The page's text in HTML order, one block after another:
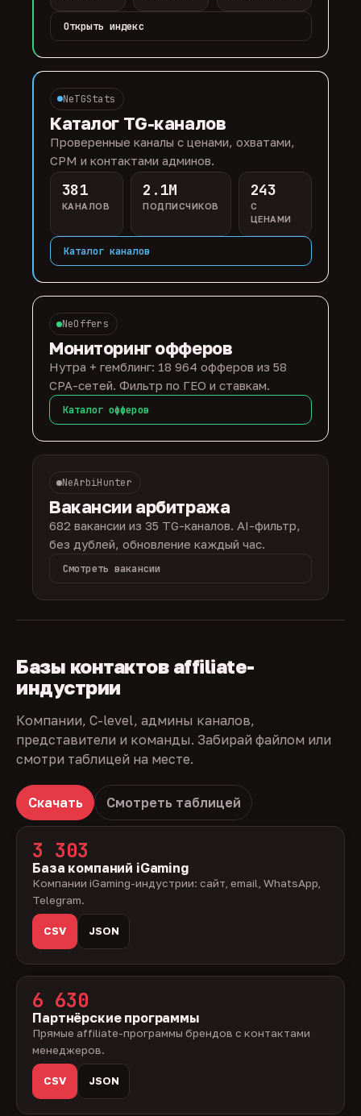
Открыть индекс
NeTGStats
Каталог TG-каналов
Проверенные каналы с ценами, охватами,
CPM и контактами админов.
381
КАНАЛОВ
2.1M
ПОДПИСЧИКОВ
243
С
ЦЕНАМИ
Каталог каналов
NeOffers
Мониторинг офферов
Нутра + гемблинг: 18 964 офферов из 58
CPA-сетей. Фильтр по ГЕО и ставкам.
Каталог офферов
NeArbiHunter
Вакансии арбитража
682 вакансии из 35 TG-каналов. AI-фильтр,
без дублей, обновление каждый час.
Смотреть вакансии
Базы контактов affiliate-
индустрии
Компании, C-level, админы каналов,
представители и команды. Забирай файлом или
смотри таблицей на месте.
Скачать Смотреть таблицей
3 303
База компаний iGaming
Компании iGaming-индустрии: сайт, email, WhatsApp,
Telegram.
CSV JSON
6 630
Партнёрские программы
Прямые affiliate-программы брендов с контактами
менеджеров.
CSV JSON